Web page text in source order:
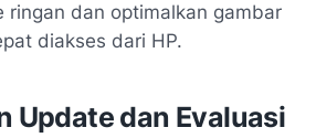
ringan dan optimalkan gambar
diakses dari HP.
Update dan Evaluasi